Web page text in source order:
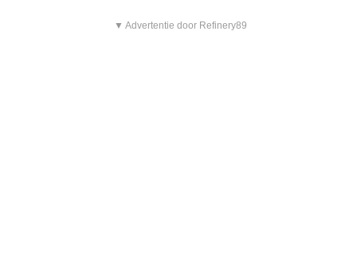
▼ Advertentie door Refinery89